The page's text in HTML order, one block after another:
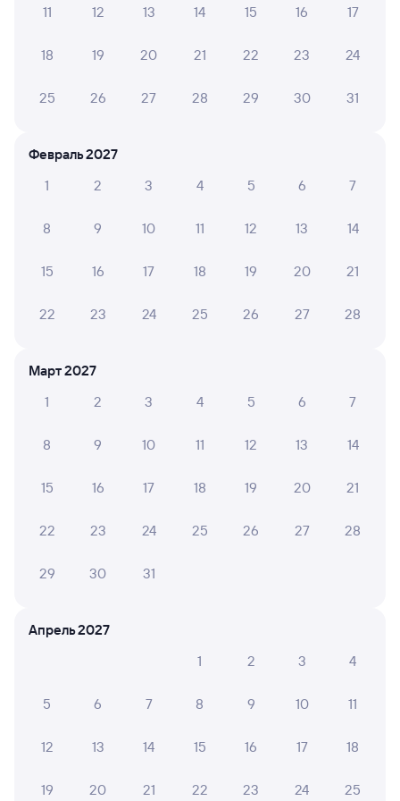
Купить билеты на поезд Зверево
Мы используем cookies для более удобной работы
11 12 13 14 15 16 17
18 19 20 21 22 23 24
25 26 27 28 29 30 31
Февраль 2027
1
2 3 4 5 6 7
8 9 10 11 12 13 14
15 16 17 18 19 20 21
22 23 24 25 26 27 28
Март 2027
1
2 3 4 5 6 7
8 9 10 11 12 13 14
15 16 17 18 19 20 21
22 23 24 25 26 27 28
29 30 31
Апрель 2027
1
2 3 4
5 6 7 8 9 10 11
12 13 14 15 16 17 18
19 20 21 22 23 24 25